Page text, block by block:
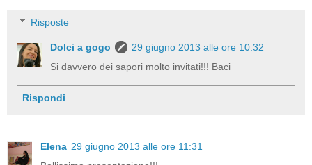
Risposte
Dolci a gogo
29 giugno 2013 alle ore 10:32
Si davvero dei sapori molto invitati!!! Baci
Rispondi
Elena 29 giugno 2013 alle ore 11:31